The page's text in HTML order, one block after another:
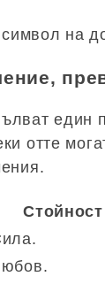
на
един
отте
Стойност